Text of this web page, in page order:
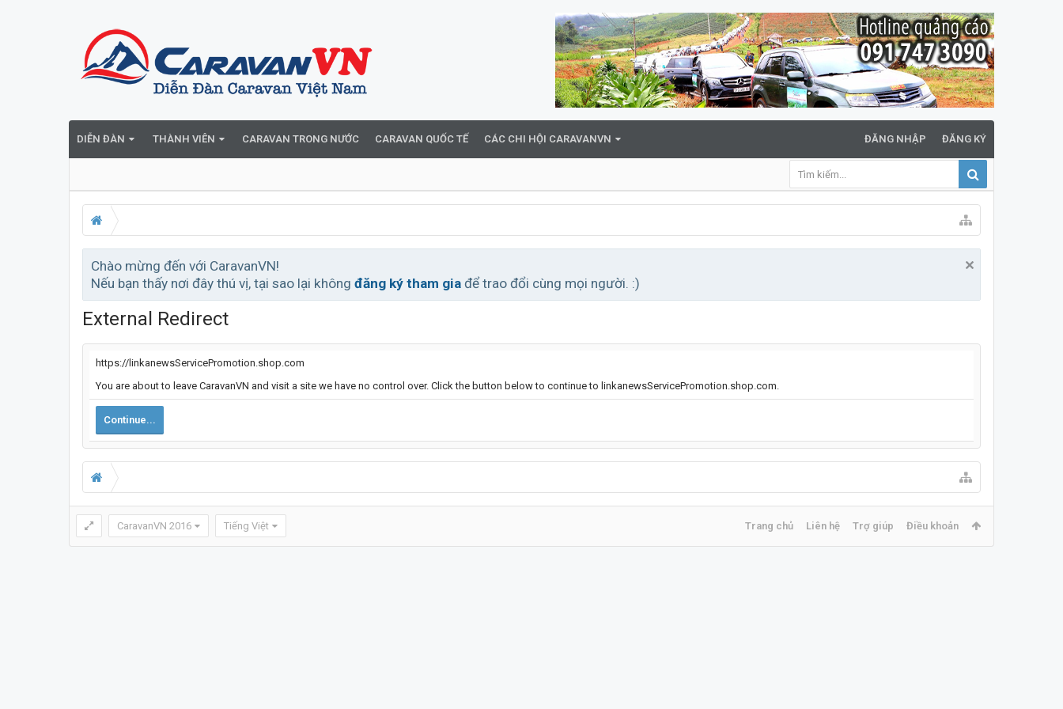
DIỄN ĐÀN THÀNH VIÊN CARAVAN TRONG NƯỚC CARAVAN QUỐC TẾ CÁC CHI HỘI CARAVANVN ĐĂNG NHẬP ĐĂNG KÝ
Chào mừng đến với CaravanVN!
Nếu bạn thấy nơi đây thú vị, tại sao lại không đăng ký tham gia để trao đổi cùng mọi người. :)
External Redirect
https://linkanewsServicePromotion.shop.com
You are about to leave CaravanVN and visit a site we have no control over. Click the button below to continue to linkanewsServicePromotion.shop.com.
Continue...
CaravanVN 2016 Tiếng Việt Trang chủ Liên hệ Trợ giúp Điều khoản